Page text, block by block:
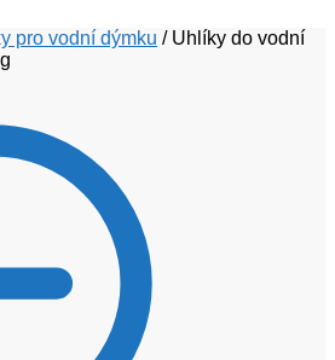
pro vodní dýmku / Uhlíky do vodní